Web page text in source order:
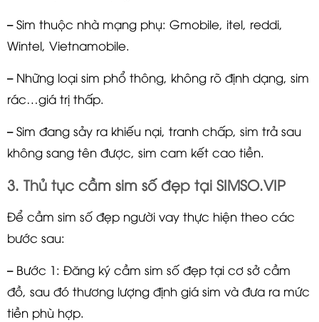
– Sim thuộc nhà mạng phụ: Gmobile, itel, reddi,
Wintel, Vietnamobile.
– Những loại sim phổ thông, không rõ định dạng, sim
rác…giá trị thấp.
– Sim đang sảy ra khiếu nại, tranh chấp, sim trả sau
không sang tên được, sim cam kết cao tiền.
3. Thủ tục cầm sim số đẹp tại SIMSO.VIP
Để cầm sim số đẹp người vay thực hiện theo các
bước sau:
– Bước 1: Đăng ký cầm sim số đẹp tại cơ sở cầm
đồ, sau đó thương lượng định giá sim và đưa ra mức
tiền phù hợp.